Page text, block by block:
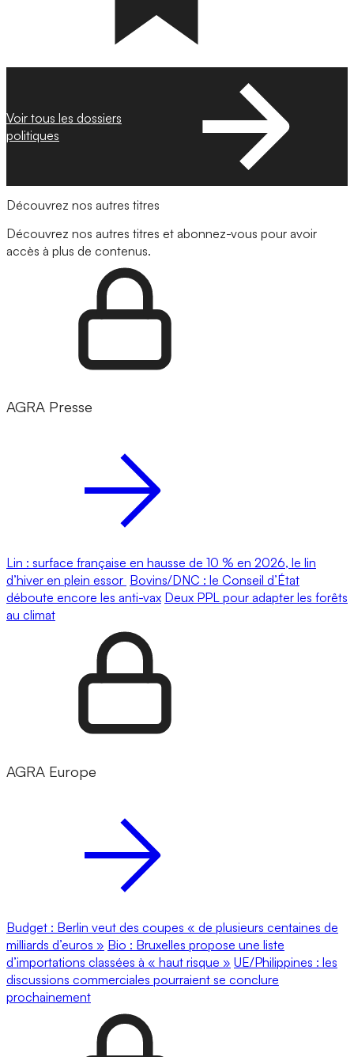
Voir tous les dossiers
politiques
Découvrez nos autres titres
Découvrez nos autres titres et abonnez-vous pour avoir
accès à plus de contenus.
AGRA Presse
Lin : surface française en hausse de 10 % en 2026, le lin
d’hiver en plein essor Bovins/DNC : le Conseil d’État
déboute encore les anti-vax Deux PPL pour adapter les forêts
au climat
AGRA Europe
Budget : Berlin veut des coupes « de plusieurs centaines de
milliards d’euros » Bio : Bruxelles propose une liste
d’importations classées à « haut risque » UE/Philippines : les
discussions commerciales pourraient se conclure
prochainement